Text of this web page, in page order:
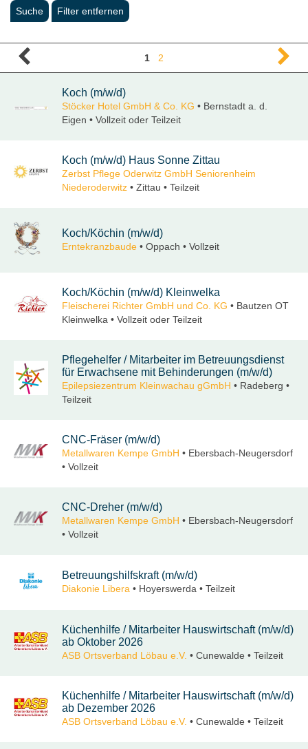
1 2
Koch (m/w/d)
Stöcker Hotel GmbH & Co. KG • Bernstadt a. d.
Eigen • Vollzeit oder Teilzeit
Koch (m/w/d) Haus Sonne Zittau
Zerbst Pflege Oderwitz GmbH Seniorenheim
Niederoderwitz • Zittau • Teilzeit
Koch/Köchin (m/w/d)
Erntekranzbaude • Oppach • Vollzeit
Koch/Köchin (m/w/d) Kleinwelka
Fleischerei Richter GmbH und Co. KG • Bautzen OT
Kleinwelka • Vollzeit oder Teilzeit
Pflegehelfer / Mitarbeiter im Betreuungsdienst
für Erwachsene mit Behinderungen (m/w/d)
Epilepsiezentrum Kleinwachau gGmbH • Radeberg •
Teilzeit
CNC-Fräser (m/w/d)
Metallwaren Kempe GmbH • Ebersbach-Neugersdorf
• Vollzeit
CNC-Dreher (m/w/d)
Metallwaren Kempe GmbH • Ebersbach-Neugersdorf
• Vollzeit
Betreuungshilfskraft (m/w/d)
Diakonie Libera • Hoyerswerda • Teilzeit
Küchenhilfe / Mitarbeiter Hauswirtschaft (m/w/d)
ab Oktober 2026
ASB Ortsverband Löbau e.V. • Cunewalde • Teilzeit
Küchenhilfe / Mitarbeiter Hauswirtschaft (m/w/d)
ab Dezember 2026
ASB Ortsverband Löbau e.V. • Cunewalde • Teilzeit